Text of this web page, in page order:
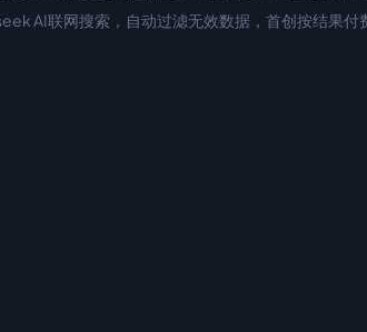
AI联网搜索，自动过滤无效数据，首创按结果付